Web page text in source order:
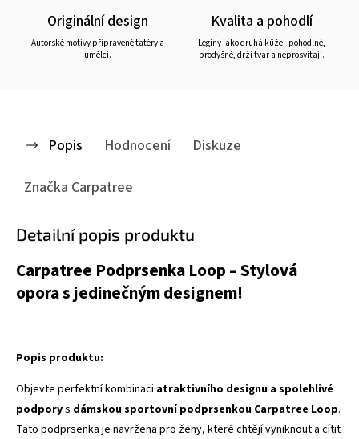
Originální design
Autorské motivy připravené tatéry a
umělci.
Kvalita a pohodlí
Legíny jako druhá kůže - pohodlné,
prodyšné, drží tvar a neprosvítají.
Popis Hodnocení
Diskuze
Značka Carpatree
Detailní popis produktu
Carpatree Podprsenka Loop – Stylová
opora s jedinečným designem!
Popis produktu:
Objevte perfektní kombinaci atraktivního designu a spolehlivé
podporys dámskou sportovní podprsenkou Carpatree Loop.
Tato podprsenka je navržena pro ženy, které chtějí vyniknout a cítit